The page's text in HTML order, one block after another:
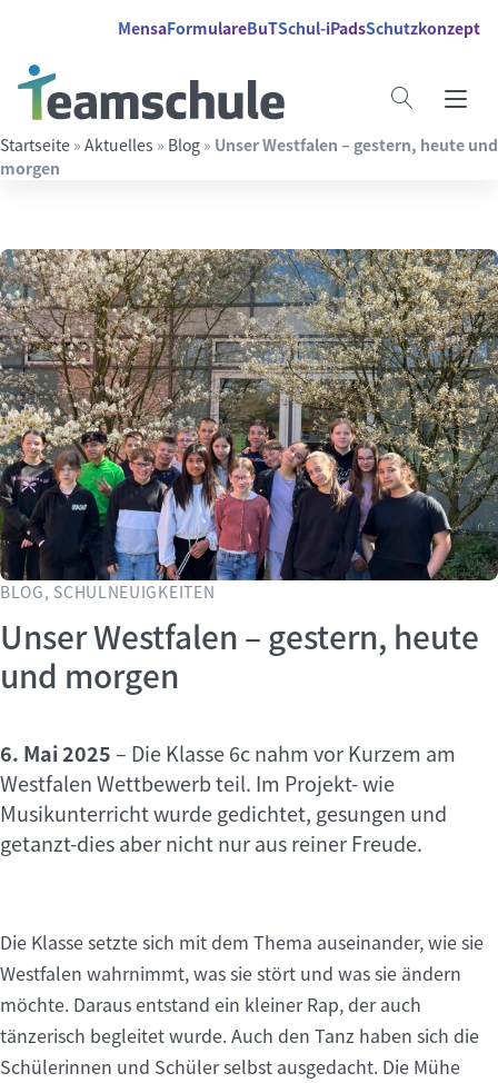
MensaFormulareBuTSchul-iPadsSchutzkonzept
Suchbegriff eingeben
Startseite » Aktuelles » Blog » Unser Westfalen – gestern, heute und
morgen
Unser Westfalen – gestern, heute
und morgen
BLOG, SCHULNEUIGKEITEN
6. Mai 2025– Die Klasse 6c nahm vor Kurzem am
Westfalen Wettbewerb teil. Im Projekt- wie
Musikunterricht wurde gedichtet, gesungen und
getanzt-dies aber nicht nur aus reiner Freude.
Die Klasse setzte sich mit dem Thema auseinander, wie sie
Westfalen wahrnimmt, was sie stört und was sie ändern
möchte. Daraus entstand ein kleiner Rap, der auch
tänzerisch begleitet wurde. Auch den Tanz haben sich die
Schülerinnen und Schüler selbst ausgedacht. Die Mühe